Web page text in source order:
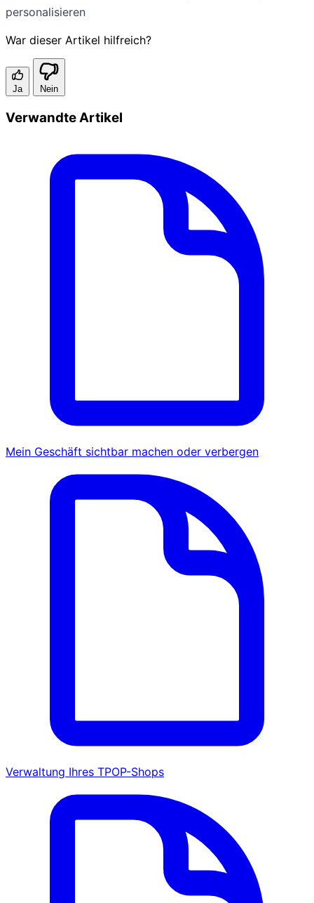
personalisieren
War dieser Artikel hilfreich?
Ja Nein
Verwandte Artikel
Mein Geschäft sichtbar machen oder verbergen
Verwaltung Ihres TPOP-Shops